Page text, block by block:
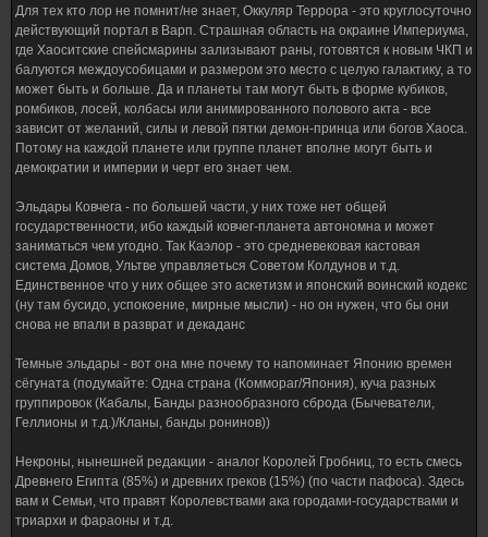
Для тех кто лор не помнит/не знает, Оккуляр Террора - это круглосуточно
действующий портал в Варп. Страшная область на окраине Империума,
где Хаоситские спейсмарины зализывают раны, готовятся к новым ЧКП и
балуются междоусобицами и размером это место с целую галактику, а то
может быть и больше. Да и планеты там могут быть в форме кубиков,
ромбиков, лосей, колбасы или анимированного полового акта - все
зависит от желаний, силы и левой пятки демон-принца или богов Хаоса.
Потому на каждой планете или группе планет вполне могут быть и
демократии и империи и черт его знает чем.
Эльдары Ковчега - по большей части, у них тоже нет общей
государственности, ибо каждый ковчег-планета автономна и может
заниматься чем угодно. Так Каэлор - это средневековая кастовая
система Домов, Ультве управляеться Советом Колдунов и т.д.
Единственное что у них общее это аскетизм и японский воинский кодекс
(ну там бусидо, успокоение, мирные мысли) - но он нужен, что бы они
снова не впали в разврат и декаданс
Темные эльдары - вот она мне почему то напоминает Японию времен
сёгуната (подумайте: Одна страна (Коммораг/Япония), куча разных
группировок (Кабалы, Банды разнообразного сброда (Бычеватели,
Геллионы и т.д.)/Кланы, банды ронинов))
Некроны, нынешней редакции - аналог Королей Гробниц, то есть смесь
Древнего Египта (85%) и древних греков (15%) (по части пафоса). Здесь
вам и Семьи, что правят Королевствами ака городами-государствами и
триархи и фараоны и т.д.